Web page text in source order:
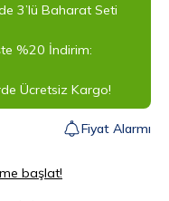
3’lü Baharat Seti
%20 İndirim:
Ücretsiz Kargo!
Fiyat Alarmı
başlat!